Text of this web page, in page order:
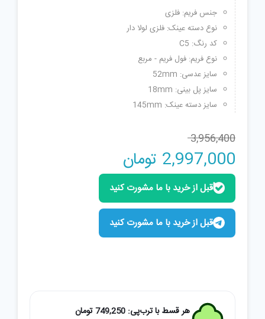
جنس فریم: فلزی
نوع دسته عینک: فلزی لولا دار
کد رنگ: C5
نوع فریم: فول فریم - مربع
سایز عدسی: 52mm
سایز پل بینی: 18mm
سایز دسته عینک: 145mm
3,956,400
قیمت
اصلی:
3,956,400 تومان
بود.
2,997,000 تومانفعلی:
2,997,000 تومان.قبل از خرید با ما مشورت کنید
قبل از خرید با ما مشورت کنید
هر قسط با ترب‌پی: 749,250تومان